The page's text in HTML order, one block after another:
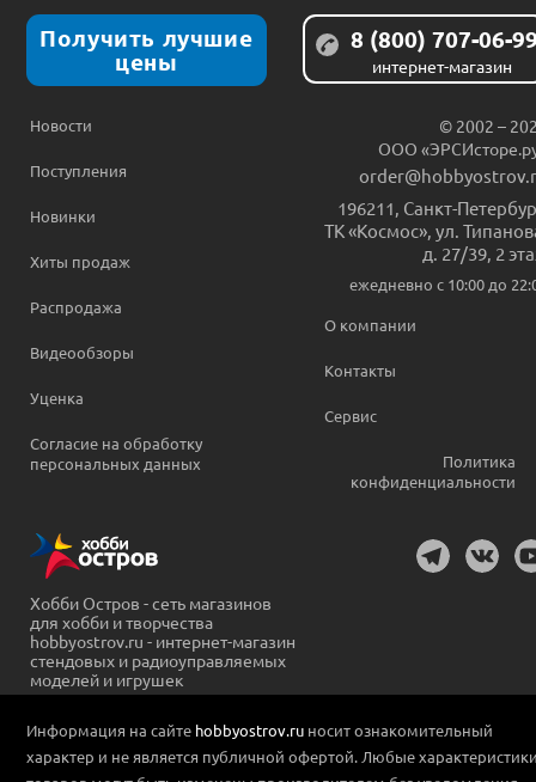
Получить лучшие
цены
8 (800) 707-06-
интернет-магазин
Новости
Поступления
Новинки
Хиты продаж
Распродажа
Видеообзоры
Уценка
Согласие на обработку
персональных данных
© 2002 –
ООО
196211, Санкт-
ТК «Космос», ул.
д. 27/39, 2
ежедневно c 10:00 до
О компании
Контакты
Сервис
Политика
конфиденциальности
Хобби Остров - сеть магазинов
для хобби и творчества
hobbyostrov.ru - интернет-магазин
стендовых и радиоуправляемых
моделей и игрушек
Информация на сайте hobbyostrov.ru носит ознакомительный
характер и не является публичной офертой. Любые